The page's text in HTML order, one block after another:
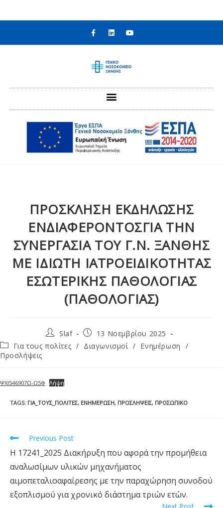
ΠΡΟΣΚΛΗΣΗ ΕΚΔΗΛΩΣΗΣ
ΕΝΔΙΑΦΕΡΟΝΤΟΣΓΙΑ ΤΗΝ
ΣΥΝΕΡΓΑΣΙΑ ΤΟΥ Γ.Ν. ΞΑΝΘΗΣ
ΜΕ ΙΔΙΩΤΗ ΙΑΤΡΟΕΙΔΙΚΟΤΗΤΑΣ
ΕΣΩΤΕΡΙΚΗΣ ΠΑΘΟΛΟΓΙΑΣ
(ΠΑΘΟΛΟΓΙΑΣ)
Slaf
13 Νοεμβρίου 2025
Για τους πολίτες / Διαγωνισμοί / Ενημέρωση
/
Προσλήψεις
ΨΧΙ546907Ω-Ω5Φ Λήψη
TAGS: ΓΙΑ_ΤΟΥΣ_ΠΟΛΊΤΕΣ, ΕΝΗΜΈΡΩΣΗ, ΠΡΟΣΛΉΨΕΙΣ, ΠΡΟΣΩΠΙΚΌ
Previous Post
Η 17241_2025 Διακήρυξη που αφορά την προμήθεια
αναλωσίμων υλικών μηχανήματος
αιμοπεταλιοαφαίρεσης με την παραχώρηση συνοδού
εξοπλισμού για χρονικό διάστημα τριών ετών.